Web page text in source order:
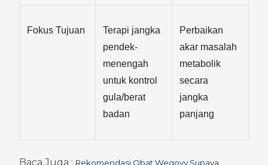
Fokus Tujuan
Terapi jangka
pendek-
menengah
untuk kontrol
gula/berat
badan
Perbaikan
akar masalah
metabolik
secara
jangka
panjang
Baca Juga : Rekomendasi Obat Wegovy Supaya